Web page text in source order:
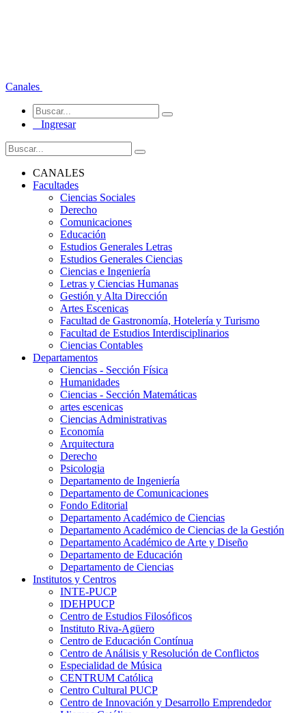
Canales
Ingresar
CANALES
Facultades
Ciencias Sociales
Derecho
Comunicaciones
Educación
Estudios Generales Letras
Estudios Generales Ciencias
Ciencias e Ingeniería
Letras y Ciencias Humanas
Gestión y Alta Dirección
Artes Escenicas
Facultad de Gastronomía, Hotelería y Turismo
Facultad de Estudios Interdisciplinarios
Ciencias Contables
Departamentos
Ciencias - Sección Física
Humanidades
Ciencias - Sección Matemáticas
artes escenicas
Ciencias Administrativas
Economía
Arquitectura
Derecho
Psicologia
Departamento de Ingeniería
Departamento de Comunicaciones
Fondo Editorial
Departamento Académico de Ciencias
Departamento Académico de Ciencias de la Gestión
Departamento Académico de Arte y Diseño
Departamento de Educación
Departamento de Ciencias
Institutos y Centros
INTE-PUCP
IDEHPUCP
Centro de Estudios Filosóficos
Instituto Riva-Agüero
Centro de Educación Contínua
Centro de Análisis y Resolución de Conflictos
Especialidad de Música
CENTRUM Católica
Centro Cultural PUCP
Centro de Innovación y Desarrollo Emprendedor